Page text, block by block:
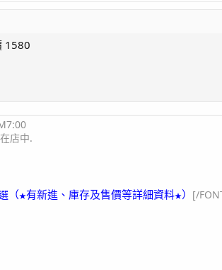
1580
店中.
（★有新進、庫存及售價等詳細資料★） [/